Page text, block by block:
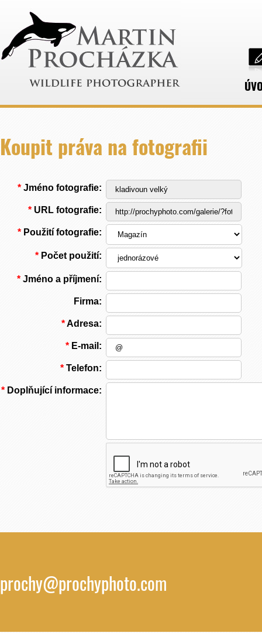
Koupit práva na fotografii
*Jméno fotografie:
*URL fotografie:
*Použití fotografie:
*Počet použití:
*Jméno a příjmení:
Firma:
*Adresa:
*E-mail:
*Telefon:
*Doplňující informace:
prochy@prochyphoto.com